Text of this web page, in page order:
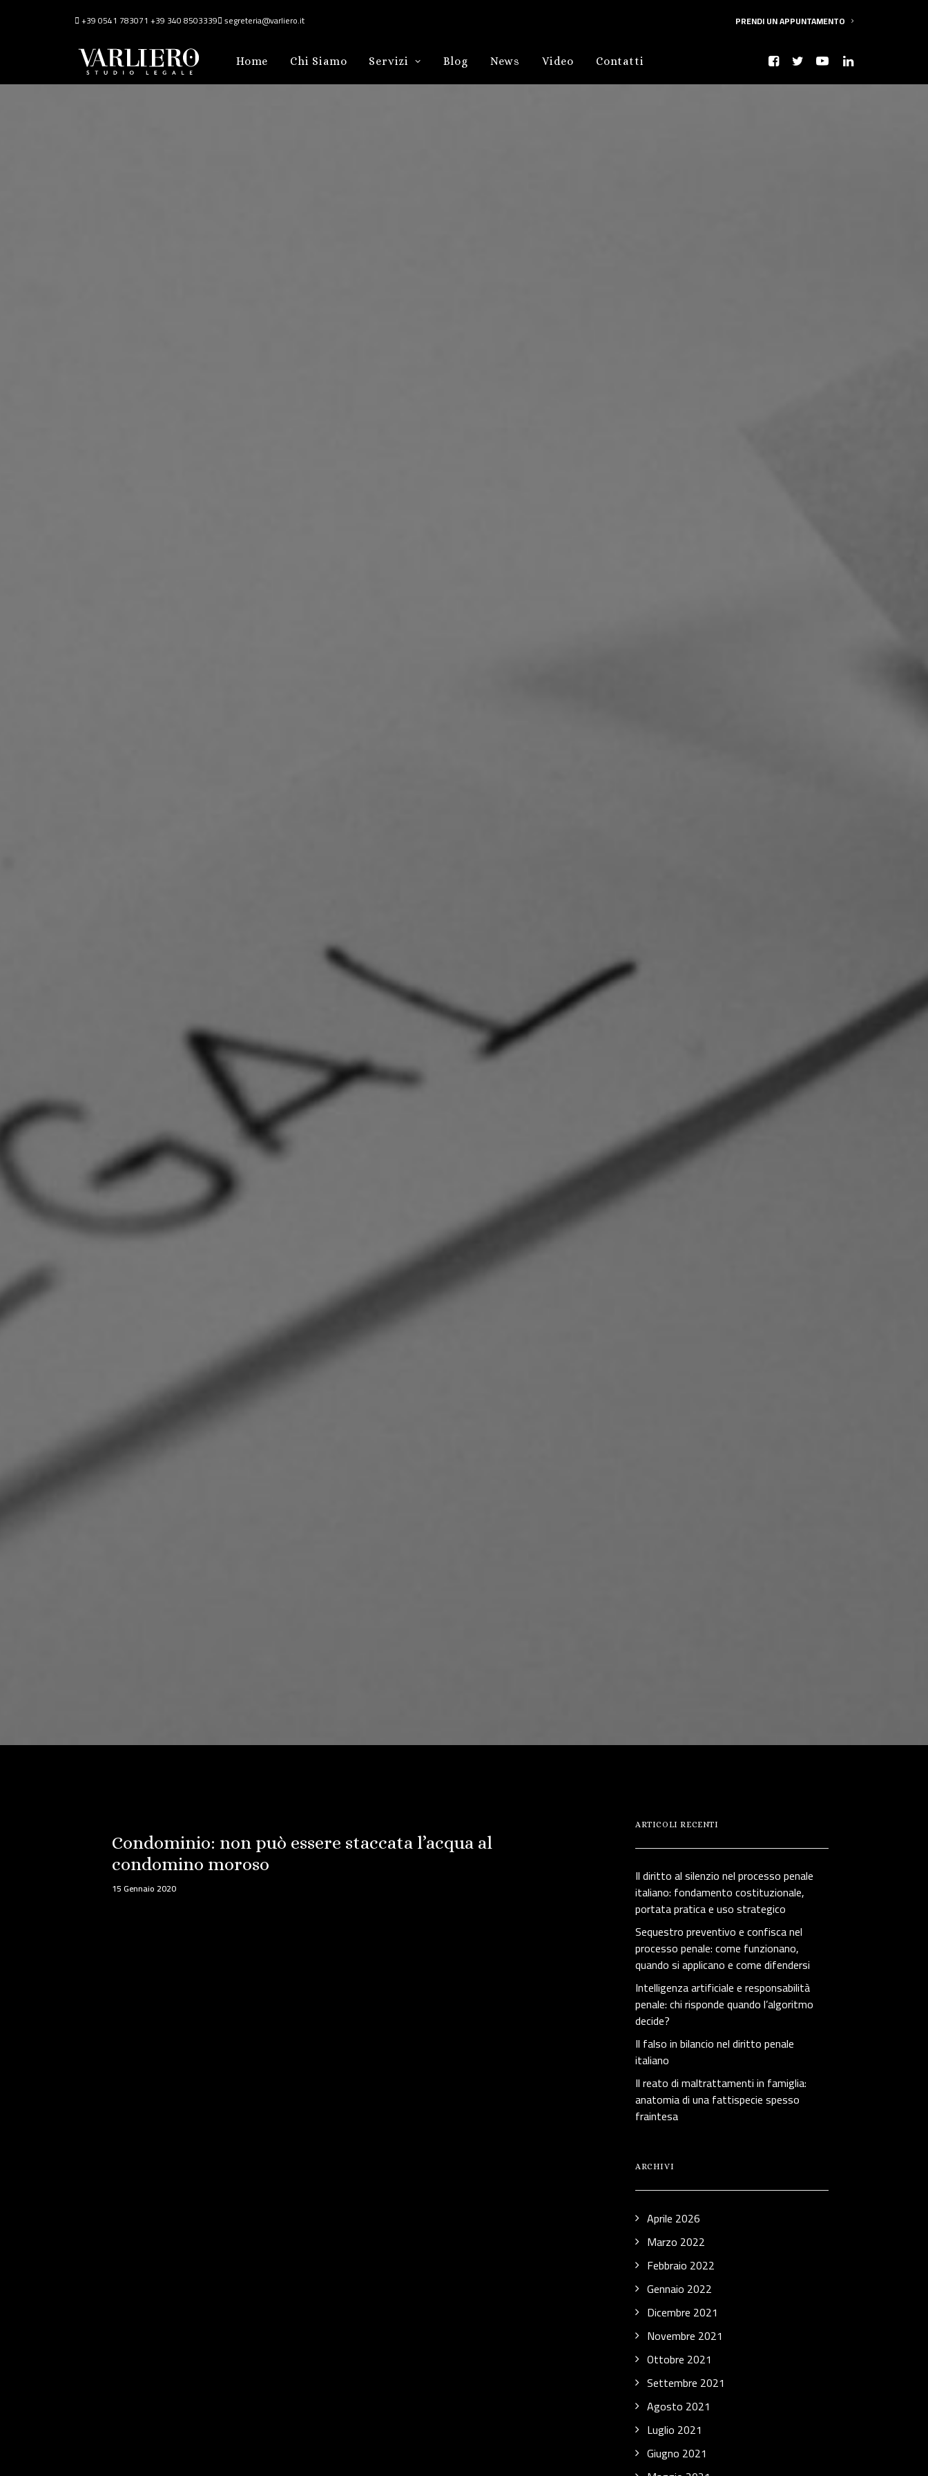
+39 0541 783071 +39 340 8503339 segreteria@varliero.it PRENDI UN APPUNTAMENTO
Home Chi Siamo Servizi Blog News Video Contatti
Condominio: non può essere staccata l’acqua al
condomino moroso
15 Gennaio 2020
ARTICOLI RECENTI
Il diritto al silenzio nel processo penale
italiano: fondamento costituzionale,
portata pratica e uso strategico
Sequestro preventivo e confisca nel
processo penale: come funzionano,
quando si applicano e come difendersi
Intelligenza artificiale e responsabilità
penale: chi risponde quando l’algoritmo
decide?
Il falso in bilancio nel diritto penale
italiano
Il reato di maltrattamenti in famiglia:
anatomia di una fattispecie spesso
fraintesa
ARCHIVI
Aprile 2026
Marzo 2022
Febbraio 2022
Gennaio 2022
Dicembre 2021
Novembre 2021
Ottobre 2021
Settembre 2021
Agosto 2021
Luglio 2021
Giugno 2021